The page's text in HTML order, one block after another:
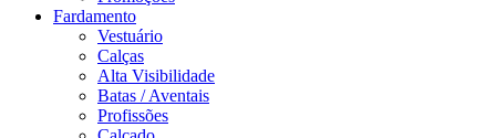
Fardamento
Vestuário
Calças
Alta Visibilidade
Batas / Aventais
Profissões